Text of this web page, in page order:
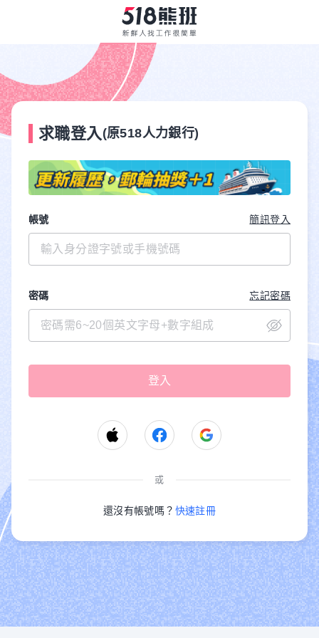
求職登入 (原518人力銀行)
帳號 簡訊登入
密碼 忘記密碼
或
還沒有帳號嗎？ 快速註冊